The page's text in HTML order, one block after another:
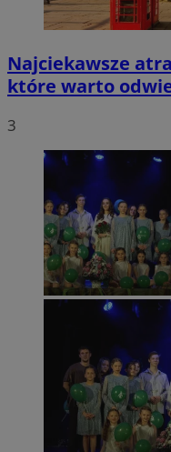
Najciekawsze
które warto
3